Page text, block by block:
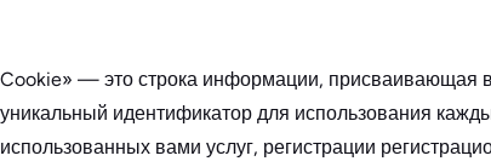
Cookie» — это строка информации, присваивающая
уникальный идентификатор для использования
использованных вами услуг, регистрации